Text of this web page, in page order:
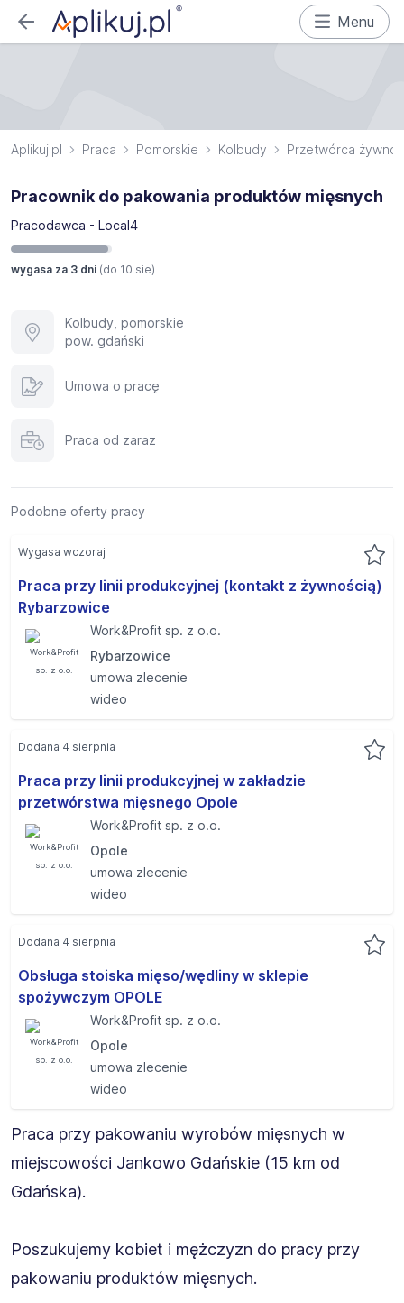
Menu
Aplikuj.pl Praca Pomorskie Kolbudy Przetwórca
Pracownik do pakowania produktów mięsnych
Pracodawca - Local4
wygasa za 3 dni (do 10 sie)
Kolbudy, pomorskie
pow. gdański
Umowa o pracę
Praca od zaraz
Podobne oferty pracy
Praca przy linii produkcyjnej (kontakt z żywnością)
Rybarzowice
Work&Profit sp. z o.o.
Rybarzowice
umowa zlecenie
wideo
Wygasa wczoraj
Praca przy linii produkcyjnej w zakładzie
przetwórstwa mięsnego Opole
Work&Profit sp. z o.o.
Opole
umowa zlecenie
wideo
Dodana 4 sierpnia
Obsługa stoiska mięso/wędliny w sklepie
spożywczym OPOLE
Work&Profit sp. z o.o.
Opole
umowa zlecenie
wideo
Dodana 4 sierpnia
Praca przy pakowaniu wyrobów mięsnych w
miejscowości Jankowo Gdańskie (15 km od
Gdańska).
Poszukujemy kobiet i mężczyzn do pracy przy
pakowaniu produktów mięsnych.